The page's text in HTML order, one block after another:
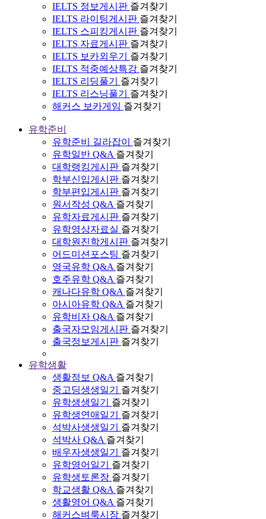
IELTS 정보게시판 즐겨찾기
IELTS 라이팅게시판 즐겨찾기
IELTS 스피킹게시판 즐겨찾기
IELTS 자료게시판 즐겨찾기
IELTS 보카외우기
즐겨찾기
IELTS 적중예상특강 즐겨찾기
IELTS 리딩풀기
즐겨찾기
IELTS 리스닝풀기
즐겨찾기
해커스 보카게임 즐겨찾기
유학준비
유학준비 길라잡이
즐겨찾기
유학일반 Q&A 즐겨찾기
대학랭킹게시판 즐겨찾기
학부신입게시판 즐겨찾기
학부편입게시판 즐겨찾기
원서작성 Q&A 즐겨찾기
유학자료게시판 즐겨찾기
유학영상자료실 즐겨찾기
대학원진학게시판 즐겨찾기
어드미션포스팅 즐겨찾기
영국유학 Q&A 즐겨찾기
호주유학 Q&A 즐겨찾기
캐나다유학 Q&A 즐겨찾기
아시아유학 Q&A 즐겨찾기
유학비자 Q&A 즐겨찾기
출국자모임게시판 즐겨찾기
출국정보게시판 즐겨찾기
유학생활
생활정보 Q&A 즐겨찾기
중고딩생생일기
즐겨찾기
유학생생일기
즐겨찾기
유학생연애일기
즐겨찾기
석박사생생일기
즐겨찾기
석박사 Q&A 즐겨찾기
배우자생생일기
즐겨찾기
유학영어일기
즐겨찾기
유학생토론장 즐겨찾기
학교생활 Q&A 즐겨찾기
생활영어 Q&A 즐겨찾기
해커스벼룩시장 즐겨찾기